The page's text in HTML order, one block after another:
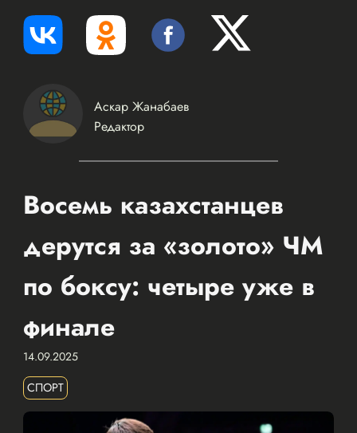
Аскар Жанабаев
Редактор
Восемь казахстанцев
дерутся за «золото» ЧМ
по боксу: четыре уже в
финале
14.09.2025
СПОРТ